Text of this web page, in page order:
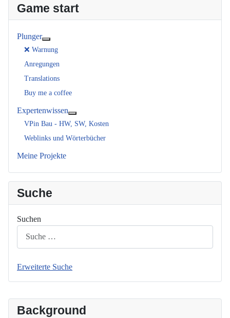
Background
Game start
Plunger
❌ Warnung
Anregungen
Translations
Buy me a coffee
Expertenwissen
VPin Bau - HW, SW, Kosten
Weblinks und Wörterbücher
Meine Projekte
Suche
Suchen
Erweiterte Suche